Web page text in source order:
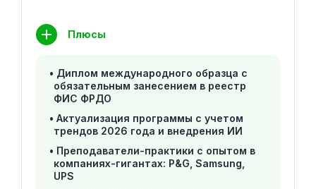
Плюсы
Диплом международного образца с
обязательным занесением в реестр
ФИС ФРДО
Актуализация программы с учетом
трендов 2026 года и внедрения ИИ
Преподаватели-практики с опытом в
компаниях-гигантах: P&G, Samsung,
UPS